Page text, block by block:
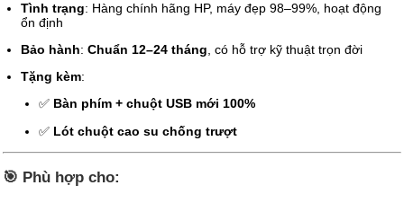
Tình trạng: Hàng chính hãng HP, máy đẹp 98–99%, hoạt động
ổn định
Bảo hành: Chuẩn 12–24 tháng, có hỗ trợ kỹ thuật trọn đời
Tặng kèm:
✅ Bàn phím + chuột USB mới 100%
✅ Lót chuột cao su chống trượt
🎯 Phù hợp cho: